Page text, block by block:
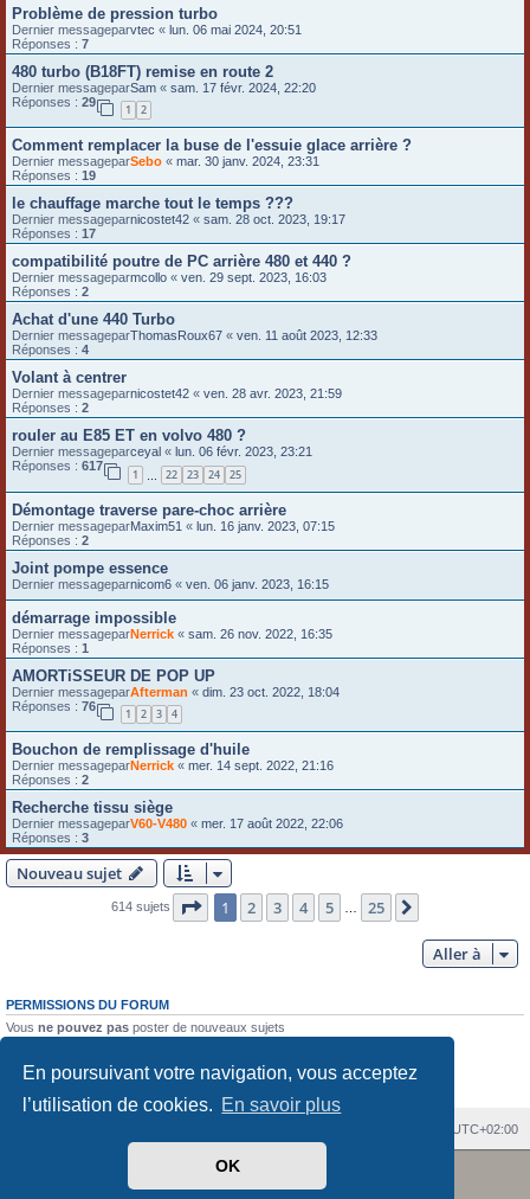
En poursuivant votre navigation, vous acceptez
l’utilisation de cookies. En savoir plus
OK
Problème de pression turbo
Dernier messageparvtec « lun. 06 mai 2024, 20:51
Réponses : 7
480 turbo (B18FT) remise en route 2
Dernier messageparSam « sam. 17 févr. 2024, 22:20
Réponses : 29
1 2
Comment remplacer la buse de l'essuie glace arrière ?
Dernier messageparSebo « mar. 30 janv. 2024, 23:31
Réponses : 19
le chauffage marche tout le temps ???
Dernier messageparnicostet42 « sam. 28 oct. 2023, 19:17
Réponses : 17
compatibilité poutre de PC arrière 480 et 440 ?
Dernier messageparmcollo « ven. 29 sept. 2023, 16:03
Réponses : 2
Achat d'une 440 Turbo
Dernier messageparThomasRoux67 « ven. 11 août 2023, 12:33
Réponses : 4
Volant à centrer
Dernier messageparnicostet42 « ven. 28 avr. 2023, 21:59
Réponses : 2
rouler au E85 ET en volvo 480 ?
Dernier messageparceyal « lun. 06 févr. 2023, 23:21
Réponses : 617
1 22 23 24 25
Démontage traverse pare-choc arrière
Dernier messageparMaxim51 « lun. 16 janv. 2023, 07:15
Réponses : 2
Joint pompe essence
Dernier messageparnicom6 « ven. 06 janv. 2023, 16:15
démarrage impossible
Dernier messageparNerrick « sam. 26 nov. 2022, 16:35
Réponses : 1
AMORTiSSEUR DE POP UP
Dernier messageparAfterman « dim. 23 oct. 2022, 18:04
Réponses : 76
1 2 3 4
Bouchon de remplissage d'huile
Dernier messageparNerrick « mer. 14 sept. 2022, 21:16
Réponses : 2
Recherche tissu siège
Dernier messageparV60-V480 « mer. 17 août 2022, 22:06
Réponses : 3
Nouveau sujet
614 sujets Page 1sur25
1 2 3 4 5 25
Aller à
PERMISSIONS DU FORUM
Vous ne pouvez pas poster de nouveaux sujets
Vousne pouvez passupprimer vos messages
UTC+02:00
Revolution style by
phpBB® Forum Software © phpBB Limited
Traduit parphpBB-fr.com